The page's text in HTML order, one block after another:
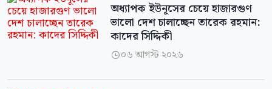
অধ্যাপক ইউনূসের চেয়ে হাজারগুণ
ভালো দেশ চালাচ্ছেন তারেক রহমান:
কাদের সিদ্দিকী
০৬ আগস্ট ২০২৬